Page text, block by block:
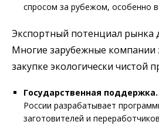
спросом за рубежом, особенно в
Экспортный потенциал рынка
Многие зарубежные компании
закупке экологически чистой
Государственная поддержка.
России разрабатывает
заготовителей и